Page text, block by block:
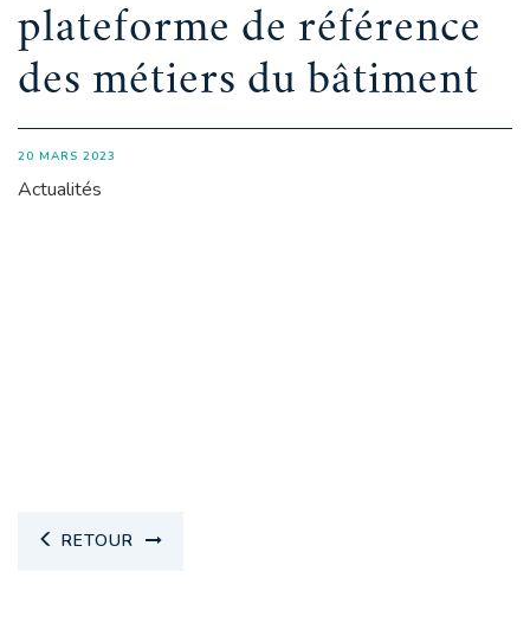
plateforme de référence
des métiers du bâtiment
20 MARS 2023
Actualités
RETOUR